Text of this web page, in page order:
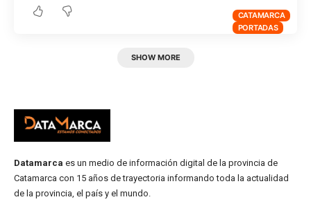
CATAMARCA
PORTADAS
SHOW MORE
Datamarca es un medio de información digital de la provincia de
Catamarca con 15 años de trayectoria informando toda la actualidad
de la provincia, el país y el mundo.